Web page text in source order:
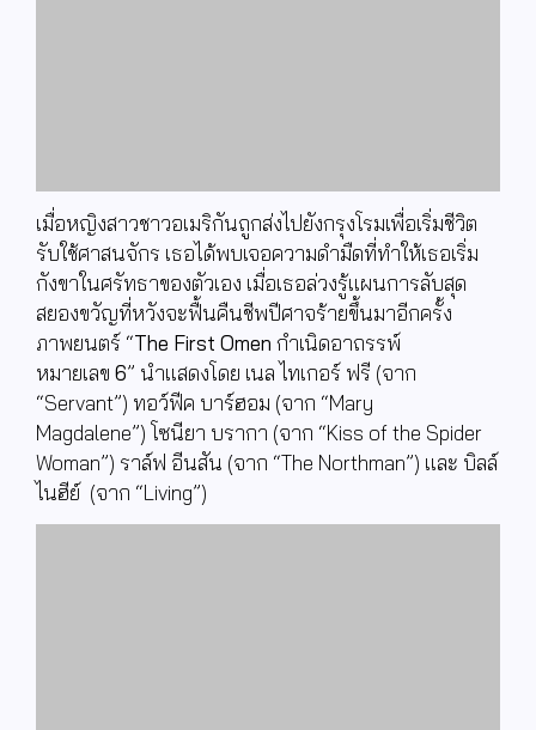
เมื่อหญิงสาวชาวอเมริกันถูกส่งไปยังกรุงโรมเพื่อเริ่มชีวิต
รับใช้ศาสนจักร เธอได้พบเจอความดำมืดที่ทำให้เธอเริ่ม
กังขาในศรัทธาของตัวเอง เมื่อเธอล่วงรู้แผนการลับสุด
สยองขวัญที่หวังจะฟื้นคืนชีพปีศาจร้ายขึ้นมาอีกครั้ง
ภาพยนตร์ “The First Omen กำเนิดอาถรรพ์
หมายเลข 6” นำแสดงโดย เนล ไทเกอร์ ฟรี (จาก
“Servant”) ทอว์ฟีค บาร์ฮอม (จาก “Mary
Magdalene”) โซนียา บรากา (จาก “Kiss of the Spider
Woman”) ราล์ฟ อีนสัน (จาก “The Northman”) และ บิลล์
ไนฮีย์ (จาก “Living”)